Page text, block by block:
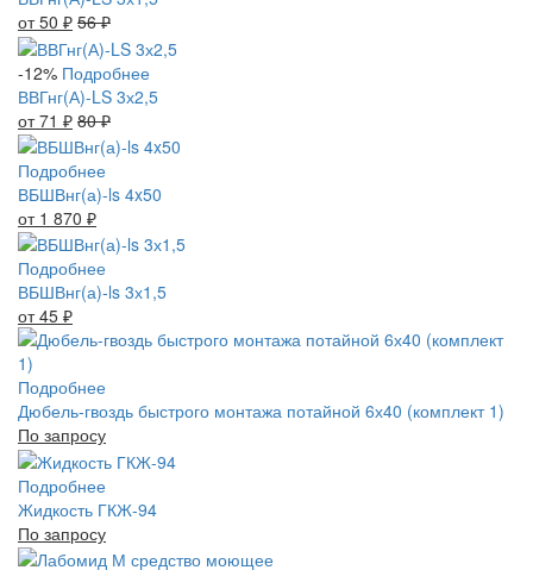
от 50 ₽ 56₽
-12% Подробнее
ВВГнг(А)-LS 3х2,5
от 71 ₽ 80₽
Подробнее
ВБШВнг(а)-ls 4x50
от 1 870 ₽
Подробнее
ВБШВнг(а)-ls 3х1,5
от 45 ₽
Подробнее
Дюбель-гвоздь быстрого монтажа потайной 6х40 (комплект 1)
По запросу
Подробнее
Жидкость ГКЖ-94
По запросу